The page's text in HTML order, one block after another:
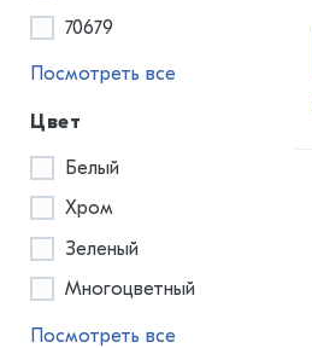
70679
Посмотреть все
Цвет
Белый
Хром
Зеленый
Многоцветный
Посмотреть все